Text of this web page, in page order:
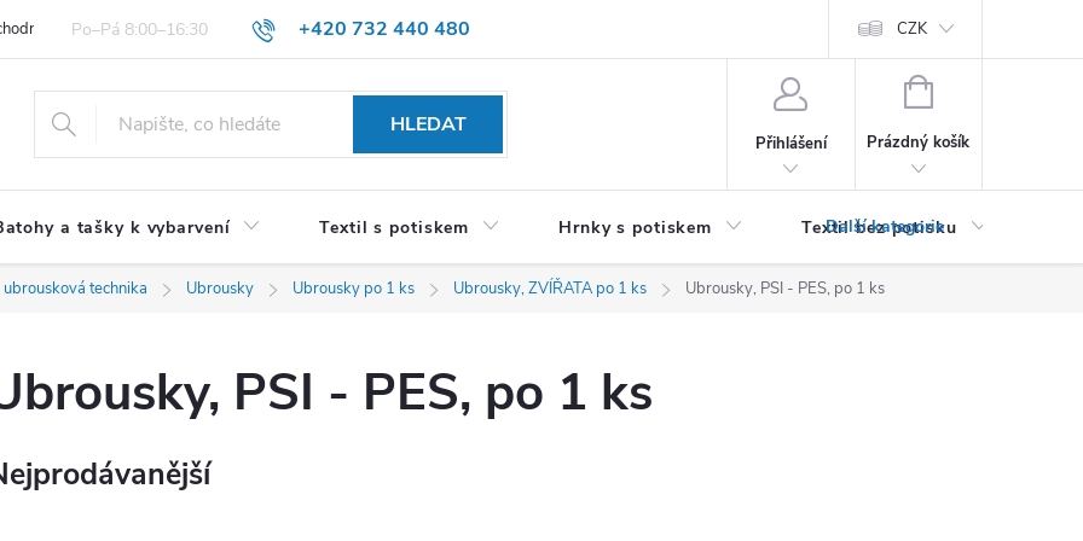
+420 732 440 480
podmínky pro spotřebitele VŠEOBECNÉ OBCHODNÍ PODMÍNKY PRO PODNIKATELE (B2B) Podmínky ochrany osobních údajů
CZK
HLEDAT
Přihlášení
NÁKUPNÍ
Prázdný košík
a tašky k vybarvení Textil s potiskem Hrnky s potiskem Textil bez potisku
technika Ubrousky Ubrousky po 1 ks Ubrousky, ZVÍŘATA po 1 ks Ubrousky, PSI - PES, po 1 ks
PSI - PES, po 1 ks